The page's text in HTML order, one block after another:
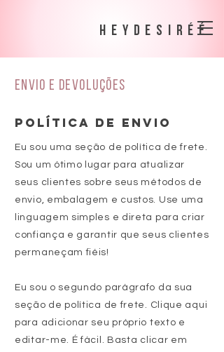
heydesiréé
Envio e devoluções
POLÍTICA DE ENVIO
Eu sou uma seção de política de frete.
Sou um ótimo lugar para atualizar
seus clientes sobre seus métodos de
envio, embalagem e custos. Use uma
linguagem simples e direta para criar
confiança e garantir que seus clientes
permaneçam fiéis!
Eu sou o segundo parágrafo da sua
seção de política de frete. Clique aqui
para adicionar seu próprio texto e
editar-me. É fácil. Basta clicar em